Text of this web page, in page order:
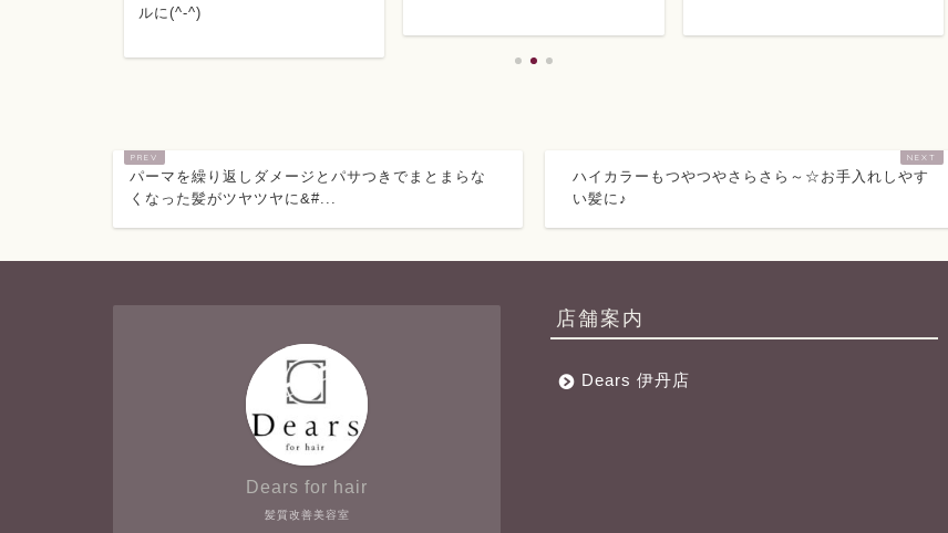
パーマを繰り返しダメージとパサつきでまとまらな
くなった髪がツヤツヤに&#...
ハイカラーもつやつやさらさら～☆お手入れしやす
い髪に♪
髪質改善美容室
Dears for hair
店舗案内
Dears 伊丹店